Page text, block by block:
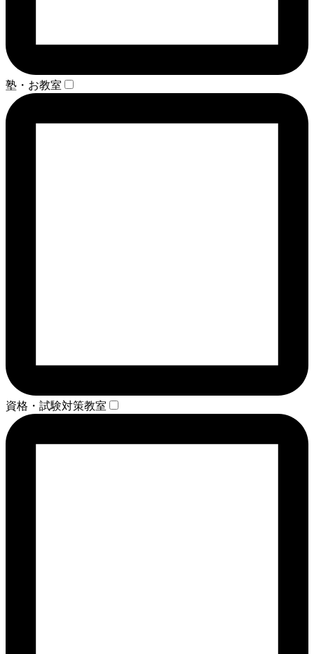
塾・お教室
資格・試験対策教室